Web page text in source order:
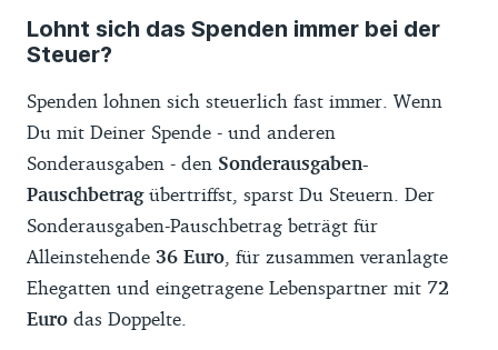
Lohnt sich das Spenden immer bei der
Steuer?
Spenden lohnen sich steuerlich fast immer. Wenn
Du mit Deiner Spende - und anderen
Sonderausgaben - den Sonderausgaben-
Pauschbetragübertriffst, sparst Du Steuern. Der
Sonderausgaben-Pauschbetrag beträgt für
Alleinstehende 36 Euro , für zusammen veranlagte
Ehegatten und eingetragene Lebenspartner mit 72
Euro das Doppelte.